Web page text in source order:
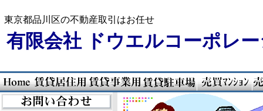
東京都品川区の不動産取引はお任せ
有限会社 ドウエルコーポレ